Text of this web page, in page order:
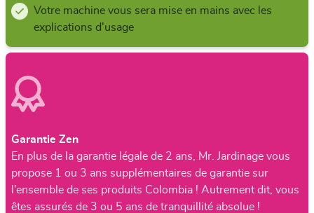
Votre machine vous sera mise en mains avec les
explications d'usage
Garantie Zen
En plus de la garantie légale de 2 ans, Mr. Jardinage vous
propose 1 ou 3 ans supplémentaires de garantie sur
l’ensemble de ses produits Colombia ! Autrement dit, vous
êtes assurés de 3 ou 5 ans de tranquillité absolue !